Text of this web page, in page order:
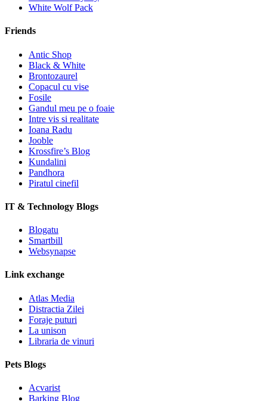
White Wolf Pack
Friends
Antic Shop
Black & White
Brontozaurel
Copacul cu vise
Fosile
Gandul meu pe o foaie
Intre vis si realitate
Ioana Radu
Jooble
Krossfire’s Blog
Kundalini
Pandhora
Piratul cinefil
IT & Technology Blogs
Blogatu
Smartbill
Websynapse
Link exchange
Atlas Media
Distractia Zilei
Foraje puturi
La unison
Libraria de vinuri
Pets Blogs
Acvarist
Barking Blog